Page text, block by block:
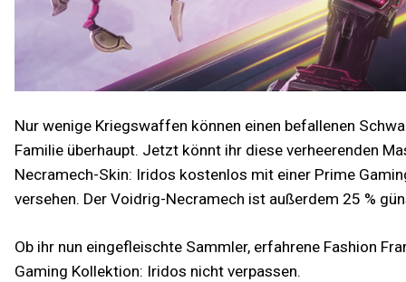
Nur wenige Kriegswaffen können einen befallenen
Familie überhaupt. Jetzt könnt ihr diese verheerenden
Necramech-Skin: Iridos kostenlos mit einer Prime
versehen. Der Voidrig-Necramech ist außerdem 25 %
Ob ihr nun eingefleischte Sammler, erfahrene Fashion
Gaming Kollektion: Iridos nicht verpassen.